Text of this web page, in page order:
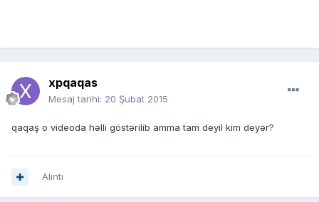
xpqaqas
Mesaj tarihi: 20 Şubat 2015
qaqaş o videoda həlli göstərilib amma tam deyil kim deyər?
Alıntı